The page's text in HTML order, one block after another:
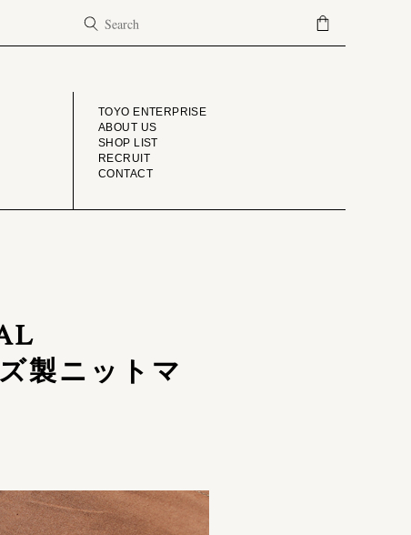
COMPANY
TOYO ENTERPRISE
ABOUT US
SHOP LIST
RECRUIT
CONTACT
製ニットマ